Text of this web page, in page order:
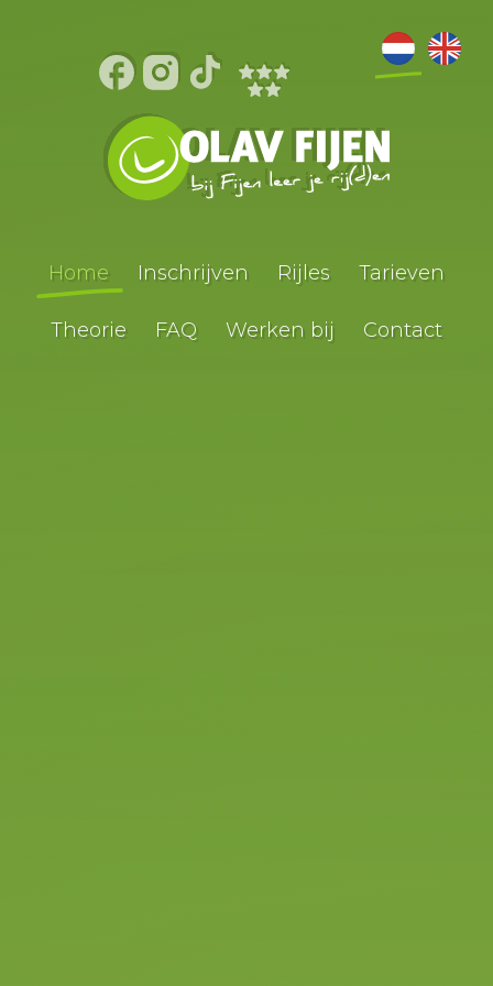
Home Inschrijven Rijles Tarieven
Theorie FAQ Werken bij Contact